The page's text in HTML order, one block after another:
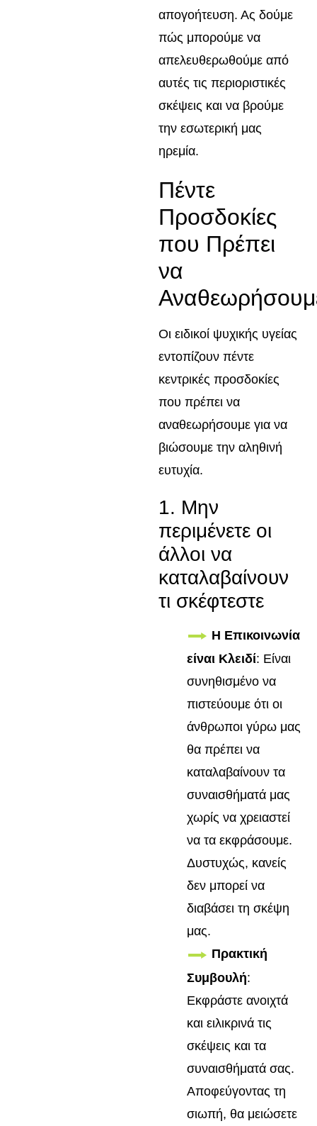
απογοήτευση. Ας δούμε
πώς μπορούμε να
απελευθερωθούμε από
αυτές τις περιοριστικές
σκέψεις και να βρούμε
την εσωτερική μας
ηρεμία.
Πέντε
Προσδοκίες
που Πρέπει
να
Οι ειδικοί ψυχικής υγείας
εντοπίζουν πέντε
κεντρικές προσδοκίες
που πρέπει να
αναθεωρήσουμε για να
βιώσουμε την αληθινή
ευτυχία.
1. Μην
περιμένετε οι
άλλοι να
καταλαβαίνουν
τι σκέφτεστε
Η Επικοινωνία
είναι Κλειδί: Είναι
συνηθισμένο να
πιστεύουμε ότι οι
άνθρωποι γύρω μας
θα πρέπει να
καταλαβαίνουν τα
συναισθήματά μας
χωρίς να χρειαστεί
να τα εκφράσουμε.
Δυστυχώς, κανείς
δεν μπορεί να
διαβάσει τη σκέψη
μας.
Πρακτική
Συμβουλή:
Εκφράστε ανοιχτά
και ειλικρινά τις
σκέψεις και τα
συναισθήματά σας.
Αποφεύγοντας τη
σιωπή, θα μειώσετε